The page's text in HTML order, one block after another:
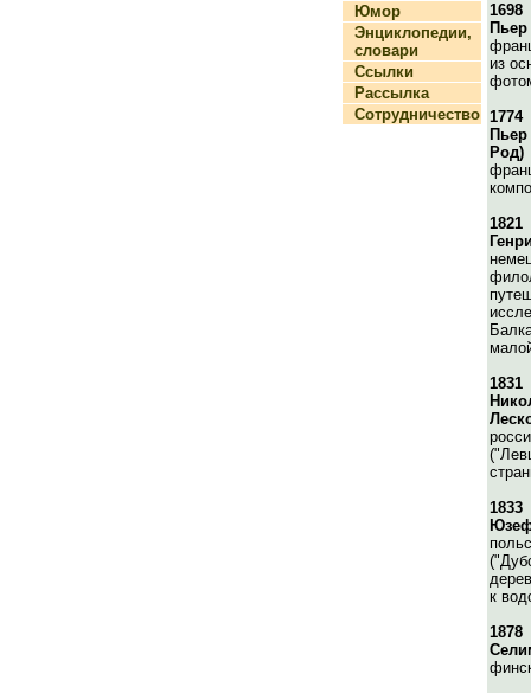
Юмор
Энциклопедии,
словари
Ссылки
Рассылка
Сотрудничество
1698
Пьер
из
1774
Род)
1821
1831
1833
к
1878